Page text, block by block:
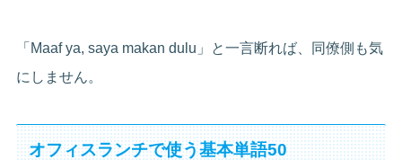
「Maaf ya, saya makan dulu」と一言断れば、同僚側も気
にしません。
オフィスランチで使う基本単語50